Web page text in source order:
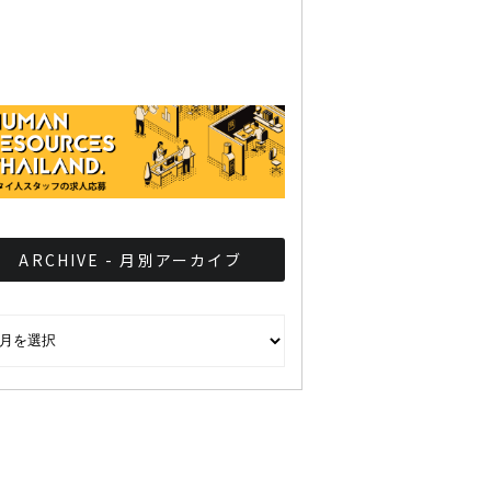
ARCHIVE - 月別アーカイブ
- 月別アーカイブ